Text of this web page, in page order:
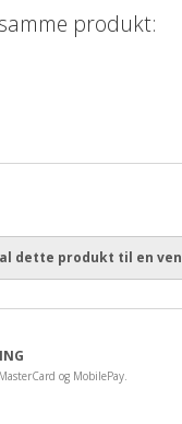
produkt:
dette produkt til en ven
og MobilePay.